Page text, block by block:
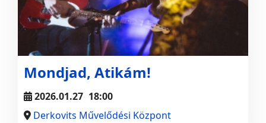
Mondjad, Atikám!
2026.01.27 18:00
Derkovits Művelődési Központ